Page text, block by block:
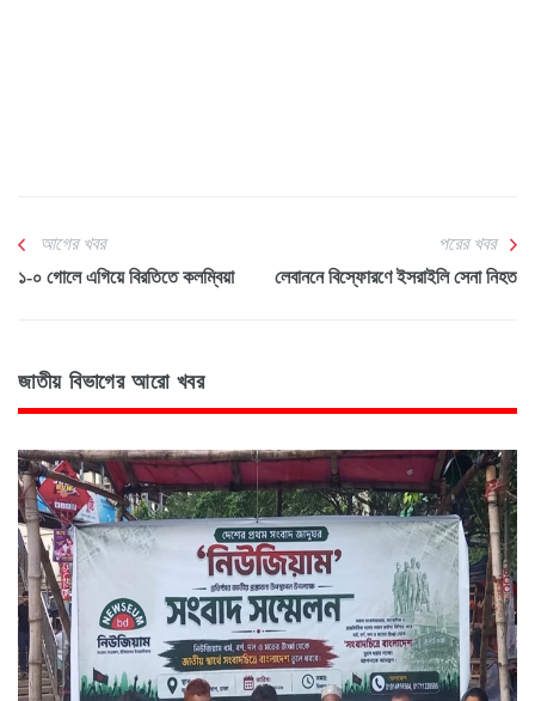
আগের খবর
১-০ গোলে এগিয়ে বিরতিতে কলম্বিয়া
পরের খবর
লেবাননে বিস্ফোরণে ইসরাইলি সেনা নিহত
জাতীয় বিভাগের আরো খবর